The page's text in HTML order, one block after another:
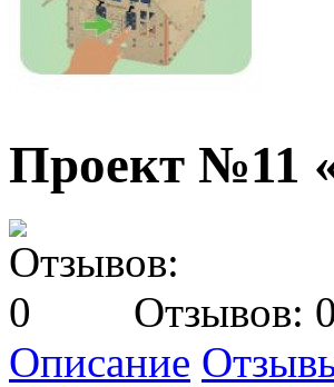
Проект №11
Отзывов: 0
Описание